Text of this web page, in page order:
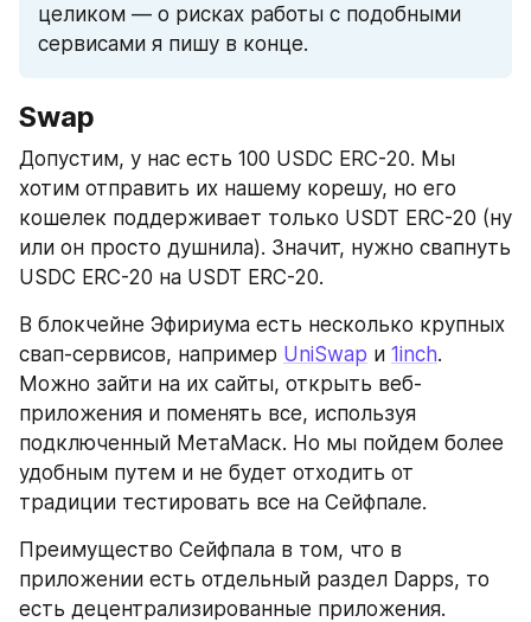
целиком — о рисках работы с подобными
сервисами я пишу в конце.
Swap
Допустим, у нас есть 100 USDC ERC-20. Мы
хотим отправить их нашему корешу, но его
кошелек поддерживает только USDT ERC-20 (ну
или он просто душнила). Значит, нужно свапнуть
USDC ERC-20 на USDT ERC-20.
В блокчейне Эфириума есть несколько крупных
свап-сервисов, например UniSwap и 1inch.
Можно зайти на их сайты, открыть веб-
приложения и поменять все, используя
подключенный МетаМаск. Но мы пойдем более
удобным путем и не будет отходить от
традиции тестировать все на Сейфпале.
Преимущество Сейфпала в том, что в
приложении есть отдельный раздел Dapps, то
есть децентрализированные приложения.